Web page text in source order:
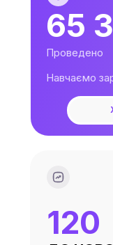
65
Проведено
Навчаємо
120